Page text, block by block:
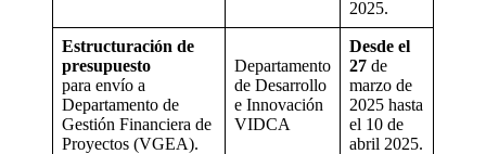
2025.
Estructuración de
presupuesto
para envío a
Departamento de
Gestión Financiera de
Proyectos (VGEA).
Departamento
de Desarrollo
e Innovación
VIDCA
Desde el
27 de
marzo de
2025 hasta
el 10 de
abril 2025.